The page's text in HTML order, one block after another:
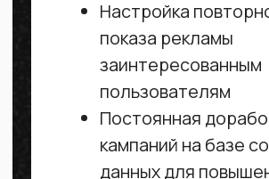
и корректировки стратегии
Мониторинг ключевых
метрик на протяжении
месяца
Формирование
ежемесячного отчёта
по итогам работы кампаний